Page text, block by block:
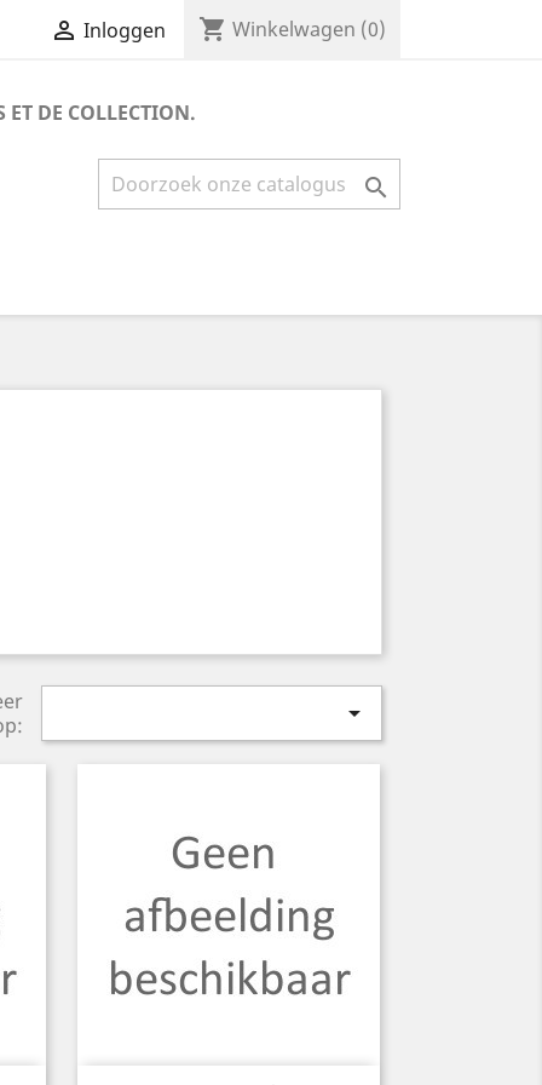
 Inloggen shopping_cart Winkelwagen (0)
ET DE COLLECTION.

